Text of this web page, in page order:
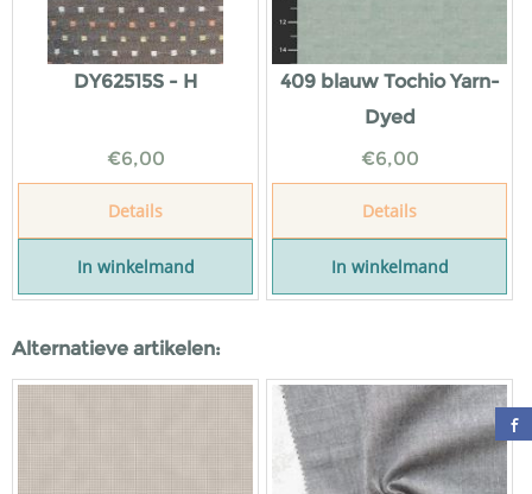
DY62515S - H
€6,00
Details
In winkelmand
409 blauw Tochio Yarn-
Dyed
€6,00
Details
In winkelmand
Alternatieve artikelen: